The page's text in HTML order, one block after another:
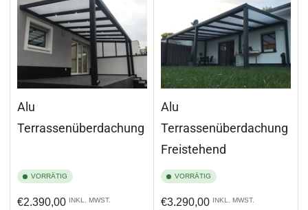
Alu
Terrassenüberdachung
VORRÄTIG
Normaler
€2.390,00 INKL. MWST.
Alu
Terrassenüberdachung
Freistehend
VORRÄTIG
Normaler
€3.290,00 INKL. MWST.